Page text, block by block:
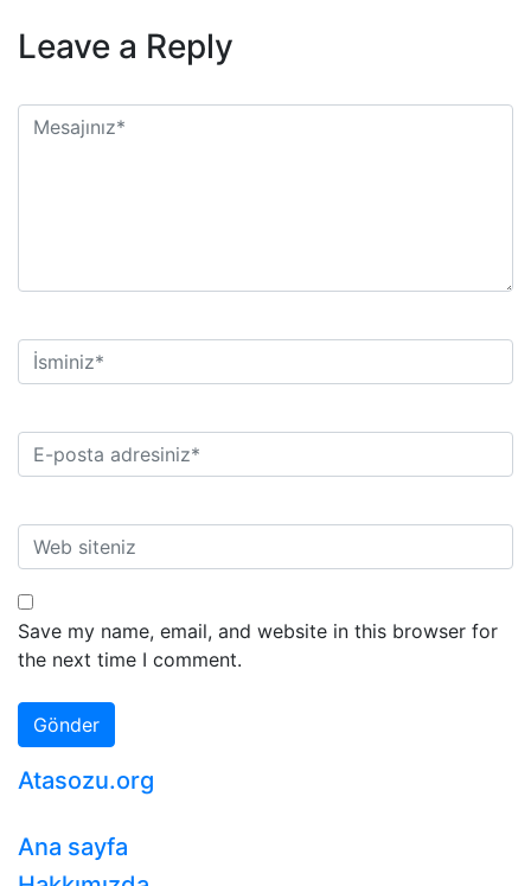
Leave a Reply
Save my name, email, and website in this browser for
the next time I comment.
Atasozu.org
Ana sayfa